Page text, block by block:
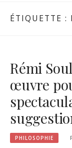
ÉTIQUETTE :
Rémi
œuvre
PHILOSOPHIE